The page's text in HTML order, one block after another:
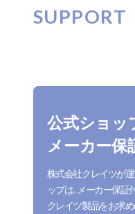
SUPPORT
公式ショッ
メーカー保
株式会社クレイツが
ップは、メーカー保証
クレイツ製品をお求